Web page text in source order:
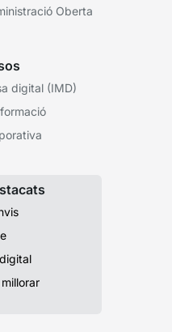
Oberta
digital (IMD)